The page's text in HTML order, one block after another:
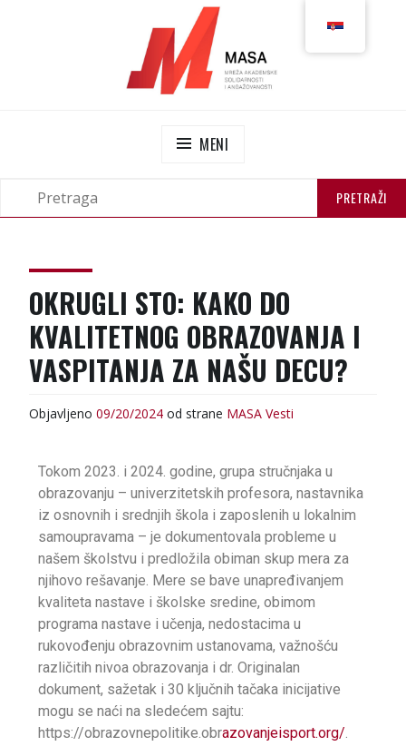
ANGAŽOVANOSTI
MENI
OKRUGLI STO: KAKO DO
KVALITETNOG OBRAZOVANJA I
VASPITANJA ZA NAŠU DECU?
Objavljeno 09/20/2024 od strane MASA Vesti
Tokom 2023. i 2024. godine, grupa stručnjaka u
obrazovanju – univerzitetskih profesora, nastavnika
iz osnovnih i srednjih škola i zaposlenih u lokalnim
samoupravama – je dokumentovala probleme u
našem školstvu i predložila obiman skup mera za
njihovo rešavanje. Mere se bave unapređivanjem
kvaliteta nastave i školske sredine, obimom
programa nastave i učenja, nedostacima u
rukovođenju obrazovnim ustanovama, važnošću
različitih nivoa obrazovanja i dr. Originalan
dokument, sažetak i 30 ključnih tačaka inicijative
mogu se naći na sledećem sajtu:
https://obrazovnepolitike.obrazovanjeisport.org/